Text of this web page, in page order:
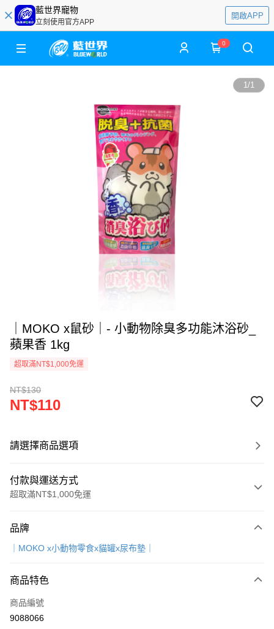
藍世界寵物
立刻使用官方APP
開啟APP
0
1/1
｜MOKO x鼠砂｜- 小動物除臭多功能沐浴砂_
蘋果香 1kg
超取滿NT$1,000免運
NT$130
NT$110
請選擇商品選項
付款與運送方式
超取滿NT$1,000免運
信用卡一次付款
LINE Pay
Apple Pay
品牌
｜MOKO x小動物零食x貓罐x尿布墊｜
商品特色
商品編號
9088066